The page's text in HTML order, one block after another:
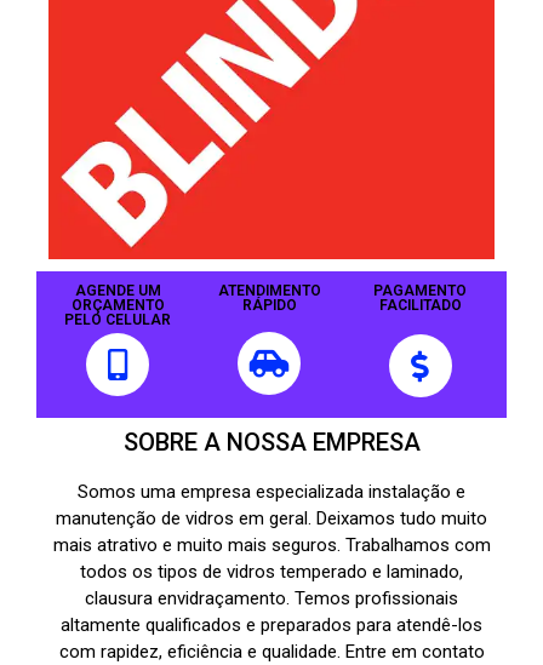
AGENDE UM
ORÇAMENTO
PELO CELULAR
ATENDIMENTO
RÁPIDO
PAGAMENTO
FACILITADO
SOBRE A NOSSA EMPRESA
Somos uma empresa especializada instalação e
manutenção de vidros em geral. Deixamos tudo muito
mais atrativo e muito mais seguros. Trabalhamos com
todos os tipos de vidros temperado e laminado,
clausura envidraçamento. Temos profissionais
altamente qualificados e preparados para atendê-los
com rapidez, eficiência e qualidade. Entre em contato